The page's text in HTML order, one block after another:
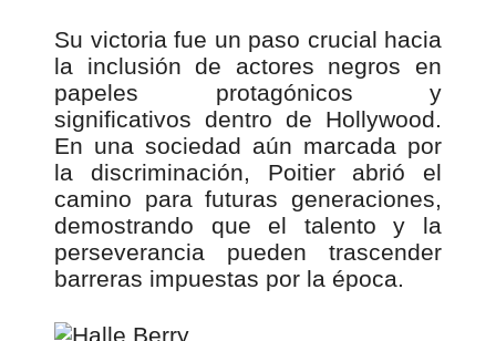
Su victoria fue un paso crucial hacia
la inclusión de actores negros en
papeles protagónicos y
significativos dentro de Hollywood.
En una sociedad aún marcada por
la discriminación, Poitier abrió el
camino para futuras generaciones,
demostrando que el talento y la
perseverancia pueden trascender
barreras impuestas por la época.